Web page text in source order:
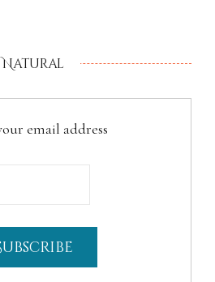
Natural
email address